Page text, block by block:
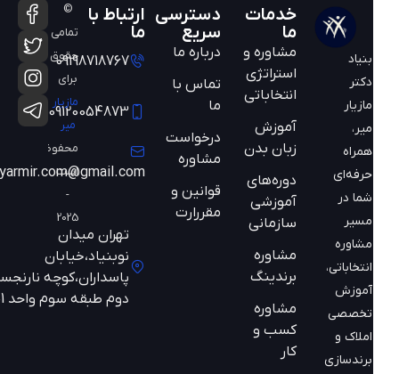
مازیار
همراه
حرفه‌ای
شما در
مسیر
مشاوره
انتخاباتی،
آموزش
تخصصی
املاک و
برندسازی
خدمات
مشاوره و
استراتژی
انتخاباتی
آموزش
زبان بدن
دوره‌های
آموزشی
سازمانی
مشاوره
برندینگ
مشاوره
کسب و
دسترسی
سریع
درباره ما
تماس با
ما
درخواست
مشاوره
قوانین و
مقررارت
ارتباط با
09198718767
09120054873
mazyarmir.com@gmail.com
تهران میدان
نوبنیاد،خیابان
پاسداران،کوچه نارنجستان
دوم طبقه سوم واحد 301
©
تمامی
حقوق
مازیار
محفوظ
است